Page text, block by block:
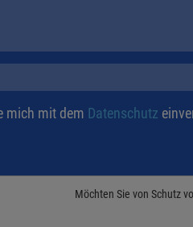
mich mit dem Datenschutz
Möchten Sie von Schutz